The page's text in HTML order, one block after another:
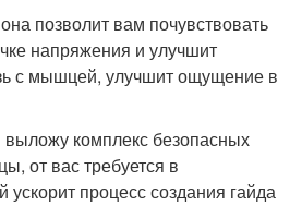
позволит вам почувствовать
напряжения и улучшит
с мышцей, улучшит ощущение в
комплекс безопасных
от вас требуется в
процесс создания гайда